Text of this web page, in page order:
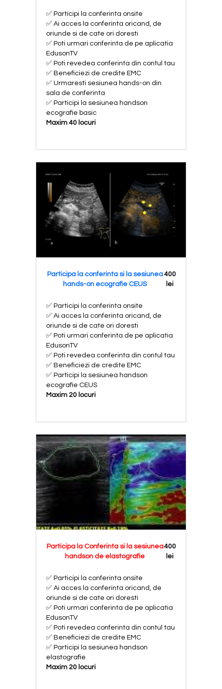
✅ Participi la conferinta onsite
✅ Ai acces la conferinta oricand, de
oriunde si de cate ori doresti
✅ Poti urmari conferinta de pe aplicatia
EdusonTV
✅ Poti revedea conferinta din contul tau
✅ Beneficiezi de credite EMC
✅ Urmaresti sesiunea hands-on din
sala de conferinta
✅ Participi la sesiunea handson
ecografie basic
Maxim 40 locuri
Participa la conferinta si la sesiunea
hands-on ecografie CEUS
400
lei
✅ Participi la conferinta onsite
✅ Ai acces la conferinta oricand, de
oriunde si de cate ori doresti
✅ Poti urmari conferinta de pe aplicatia
EdusonTV
✅ Poti revedea conferinta din contul tau
✅ Beneficiezi de credite EMC
✅ Participi la sesiunea handson
ecografie CEUS
Maxim 20 locuri
Participa la Conferinta si la sesiunea
handson de elastografie
400
lei
✅ Participi la conferinta onsite
✅ Ai acces la conferinta oricand, de
oriunde si de cate ori doresti
✅ Poti urmari conferinta de pe aplicatia
EdusonTV
✅ Poti revedea conferinta din contul tau
✅ Beneficiezi de credite EMC
✅ Participi la sesiunea handson
elastografie
Maxim 20 locuri